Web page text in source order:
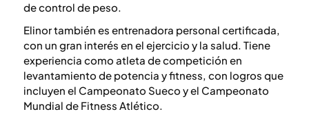
de control de peso.
Elinor también es entrenadora personal certificada,
con un gran interés en el ejercicio y la salud. Tiene
experiencia como atleta de competición en
levantamiento de potencia y fitness, con logros que
incluyen el Campeonato Sueco y el Campeonato
Mundial de Fitness Atlético.